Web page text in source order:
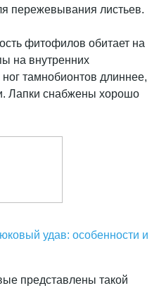
пережевывания листьев.
фитофилов обитает на
на внутренних
тамнобионтов длиннее,
Лапки снабжены хорошо
удав: особенности и
представлены такой